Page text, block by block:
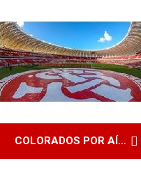
COLORADOS POR AÍ…